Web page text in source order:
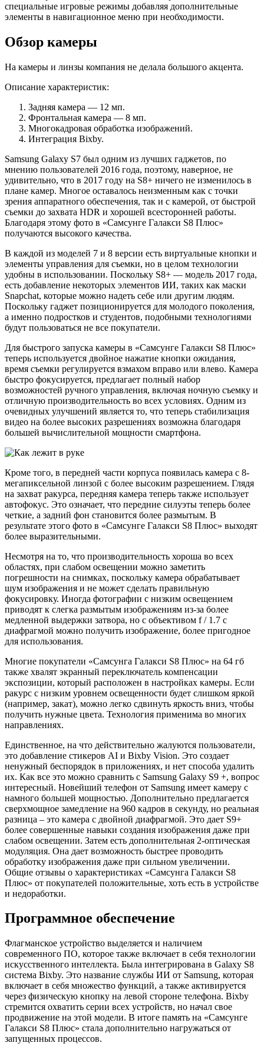
специальные игровые режимы добавляя дополнительные
элементы в навигационное меню при необходимости.
Обзор камеры
На камеры и линзы компания не делала большого акцента.
Описание характеристик:
Задняя камера — 12 мп.
Фронтальная камера — 8 мп.
Многокадровая обработка изображений.
Интеграция Bixby.
Samsung Galaxy S7 был одним из лучших гаджетов, по
мнению пользователей 2016 года, поэтому, наверное, не
удивительно, что в 2017 году на S8+ ничего не изменилось в
плане камер. Многое оставалось неизменным как с точки
зрения аппаратного обеспечения, так и с камерой, от быстрой
съемки до захвата HDR и хорошей всесторонней работы.
Благодаря этому фото в «Самсунге Галакси S8 Плюс»
получаются высокого качества.
В каждой из моделей 7 и 8 версии есть виртуальные кнопки и
элементы управления для съемки, но в целом технологии
удобны в использовании. Поскольку S8+ — модель 2017 года,
есть добавление некоторых элементов ИИ, таких как маски
Snapchat, которые можно надеть себе или другим людям.
Поскольку гаджет позиционируется для молодого поколения,
а именно подростков и студентов, подобными технологиями
будут пользоваться не все покупатели.
Для быстрого запуска камеры в «Самсунге Галакси S8 Плюс»
теперь используется двойное нажатие кнопки ожидания,
время съемки регулируется взмахом вправо или влево. Камера
быстро фокусируется, предлагает полный набор
возможностей ручного управления, включая ночную съемку и
отличную производительность во всех условиях. Одним из
очевидных улучшений является то, что теперь стабилизация
видео на более высоких разрешениях возможна благодаря
большей вычислительной мощности смартфона.
Кроме того, в передней части корпуса появилась камера с 8-
мегапиксельной линзой с более высоким разрешением. Глядя
на захват ракурса, передняя камера теперь также использует
автофокус. Это означает, что передние силуэты теперь более
четкие, а задний фон становится более размытым. В
результате этого фото в «Самсунге Галакси S8 Плюс» выходят
более выразительными.
Несмотря на то, что производительность хороша во всех
областях, при слабом освещении можно заметить
погрешности на снимках, поскольку камера обрабатывает
шум изображения и не может сделать правильную
фокусировку. Иногда фотографии с низким освещением
приводят к слегка размытым изображениям из-за более
медленной выдержки затвора, но с объективом f / 1.7 с
диафрагмой можно получить изображение, более пригодное
для использования.
Многие покупатели «Самсунга Галакси S8 Плюс» на 64 гб
также хвалят экранный переключатель компенсации
экспозиции, который расположен в настройках камеры. Если
ракурс с низким уровнем освещенности будет слишком яркой
(например, закат), можно легко сдвинуть яркость вниз, чтобы
получить нужные цвета. Технология применима во многих
направлениях.
Единственное, на что действительно жалуются пользователи,
это добавление стикеров AI и Bixby Vision. Это создает
ненужный беспорядок в приложениях, и нет способа удалить
их. Как все это можно сравнить с Samsung Galaxy S9 +, вопрос
интересный. Новейший телефон от Samsung имеет камеру с
намного большей мощностью. Дополнительно предлагается
сверхмощное замедление на 960 кадров в секунду, но реальная
разница – это камера с двойной диафрагмой. Это дает S9+
более совершенные навыки создания изображения даже при
слабом освещении. Затем есть дополнительная 2-оптическая
модуляция. Она дает возможность быстрее проводить
обработку изображения даже при сильном увеличении.
Общие отзывы о характеристиках «Самсунга Галакси S8
Плюс» от покупателей положительные, хоть есть в устройстве
и недоработки.
Программное обеспечение
Флагманское устройство выделяется и наличием
современного ПО, которое также включает в себя технологии
искусственного интеллекта. Была интегрирована в Galaxy S8
система Bixby. Это название службы ИИ от Samsung, которая
включает в себя множество функций, а также активируется
через физическую кнопку на левой стороне телефона. Bixby
стремится охватить серии всех устройств, но начал свое
продвижение на этой модели. В итоге память на «Самсунге
Галакси S8 Плюс» стала дополнительно нагружаться от
запущенных процессов.